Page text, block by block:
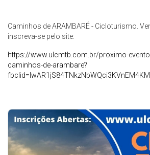
Caminhos de ARAMBARÉ - Cicloturismo.
inscreva-se pelo site:
https://www.ulcmtb.com.br/proximo-
caminhos-de-arambare?